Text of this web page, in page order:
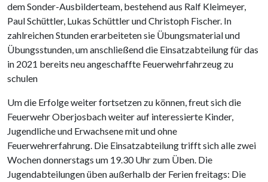
dem Sonder-Ausbilderteam, bestehend aus Ralf Kleimeyer,
Paul Schüttler, Lukas Schüttler und Christoph Fischer. In
zahlreichen Stunden erarbeiteten sie Übungsmaterial und
Übungsstunden, um anschließend die Einsatzabteilung für das
in 2021 bereits neu angeschaffte Feuerwehrfahrzeug zu
schulen
Um die Erfolge weiter fortsetzen zu können, freut sich die
Feuerwehr Oberjosbach weiter auf interessierte Kinder,
Jugendliche und Erwachsene mit und ohne
Feuerwehrerfahrung. Die Einsatzabteilung trifft sich alle zwei
Wochen donnerstags um 19.30 Uhr zum Üben. Die
Jugendabteilungen üben außerhalb der Ferien freitags: Die